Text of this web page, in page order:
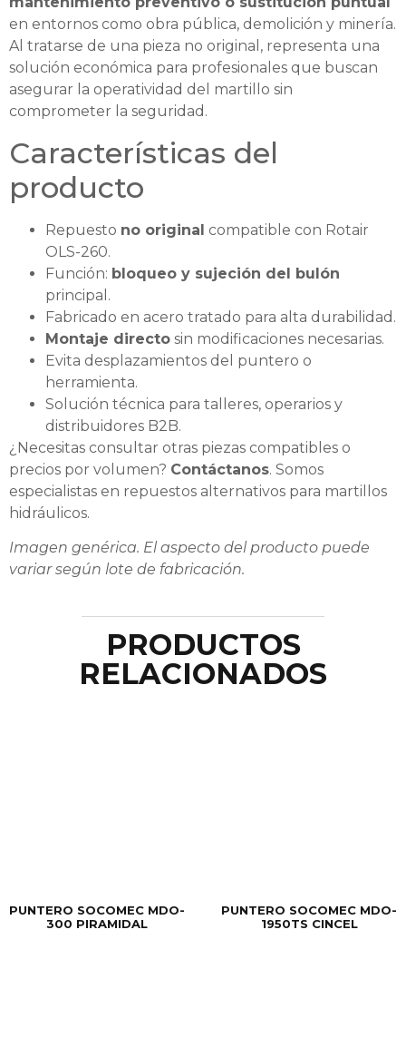
en entornos como obra pública, demolición y minería.
Al tratarse de una pieza no original, representa una
solución económica para profesionales que buscan
asegurar la operatividad del martillo sin
comprometer la seguridad.
Características del
producto
Repuesto no original compatible con Rotair
OLS-260.
Función: bloqueo y sujeción del bulón
principal.
Fabricado en acero tratado para alta durabilidad.
Montaje directo sin modificaciones necesarias.
Evita desplazamientos del puntero o
herramienta.
Solución técnica para talleres, operarios y
distribuidores B2B.
¿Necesitas consultar otras piezas compatibles o
precios por volumen? Contáctanos. Somos
especialistas en repuestos alternativos para martillos
hidráulicos.
Imagen genérica. El aspecto del producto puede
variar según lote de fabricación.
PRODUCTOS
RELACIONADOS
PUNTERO SOCOMEC MDO-
300 PIRAMIDAL
PUNTERO SOCOMEC MDO-
1950TS CINCEL